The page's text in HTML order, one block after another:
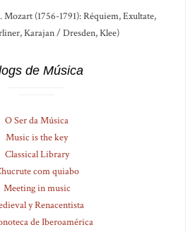
(1756-1791): Réquiem, Exultate,
Karajan / Dresden, Klee)
de Música
O Ser da Música
Music is the key
Classical Library
com quiabo
Meeting in music
y Renacentista
de Iberoamérica